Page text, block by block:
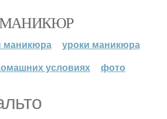
маникюра
уроки маникюра
условиях
фото